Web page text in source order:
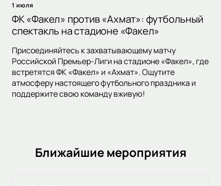
1 июля
ФК «Факел» против «Ахмат»: футбольный
спектакль на стадионе «Факел»
Присоединяйтесь к захватывающему матчу
Российской Премьер-Лиги на стадионе «Факел», где
встретятся ФК «Факел» и «Ахмат». Ощутите
атмосферу настоящего футбольного праздника и
поддержите свою команду вживую!
Ближайшие мероприятия